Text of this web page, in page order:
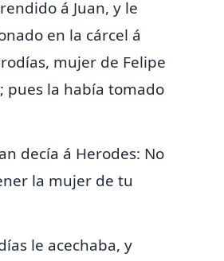
á Juan, y le
en la cárcel á
mujer de Felipe
pues la había tomado
decía á Herodes: No
la mujer de tu
le acechaba, y